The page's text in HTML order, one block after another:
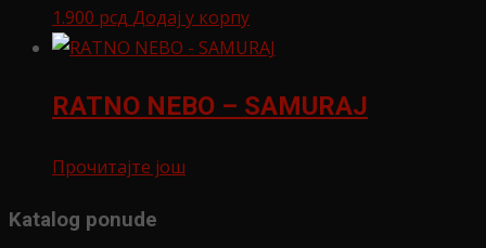
1.900 рсд Додај у корпу
RATNO NEBO – SAMURAJ
Прочитајте још
Katalog ponude